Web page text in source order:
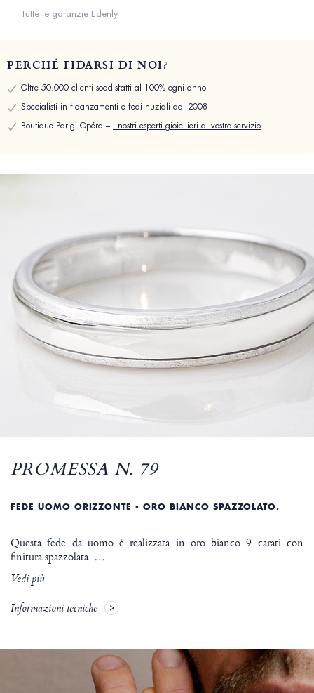
Tutte le garanzie Edenly
PERCHÉ FIDARSI DI NOI?
Oltre 50.000 clienti soddisfatti al 100% ogni anno
Specialisti in fidanzamenti e fedi nuziali dal 2008
Boutique Parigi Opéra – I nostri esperti gioiellieri al vostro servizio
PROMESSA N. 79
FEDE UOMO ORIZZONTE - ORO BIANCO SPAZZOLATO.
Questa fede da uomo è realizzata in oro bianco 9 carati con
finitura spazzolata. …
Vedi più
Informazioni tecniche